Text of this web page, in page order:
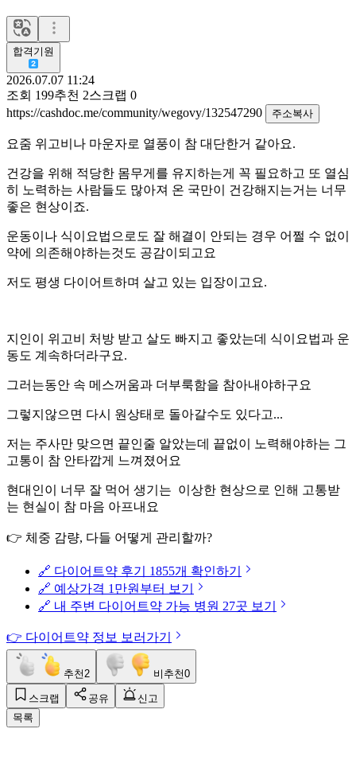
합격기원
2026.07.07 11:24
조회 199추천 2스크랩 0
https://cashdoc.me/community/wegovy/132547290
주소복사
요줌 위고비나 마운자로 열풍이 참 대단한거 같아요.
건강을 위해 적당한 몸무게를 유지하는게 꼭 필요하고 또 열심
히 노력하는 사람들도 많아져 온 국만이 건강해지는거는 너무
좋은 현상이죠.
운동이나 식이요법으로도 잘 해결이 안되는 경우 어쩔 수 없이
약에 의존해야하는것도 공감이되고요
저도 평생 다이어트하며 살고 있는 입장이고요.
지인이 위고비 처방 받고 살도 빠지고 좋았는데 식이요법과 운
동도 계속하더라구요.
그러는동안 속 메스꺼움과 더부룩함을 참아내야하구요
그렇지않으면 다시 원상태로 돌아갈수도 있다고...
저는 주사만 맞으면 끝인줄 알았는데 끝없이 노력해야하는 그
고통이 참 안타깝게 느껴졌어요
현대인이 너무 잘 먹어 생기는 이상한 현상으로 인해 고통받
는 현실이 참 마음 아프내요
👉 체중 감량, 다들 어떻게 관리할까?
🔗 다이어트약 후기 1855개 확인하기
🔗 예상가격 1만원부터 보기
🔗 내 주변 다이어트약 가능 병원 27곳 보기
👉 다이어트약 정보 보러가기
추천 2 비추천0
스크랩 공유
신고
목록